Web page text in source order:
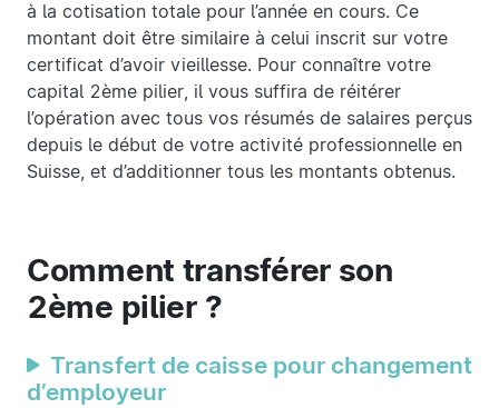
à la cotisation totale pour l’année en cours. Ce
montant doit être similaire à celui inscrit sur votre
certificat d’avoir vieillesse. Pour connaître votre
capital 2ème pilier, il vous suffira de réitérer
l’opération avec tous vos résumés de salaires perçus
depuis le début de votre activité professionnelle en
Suisse, et d’additionner tous les montants obtenus.
Comment transférer son
2ème pilier ?
Transfert de caisse pour changement
d’employeur